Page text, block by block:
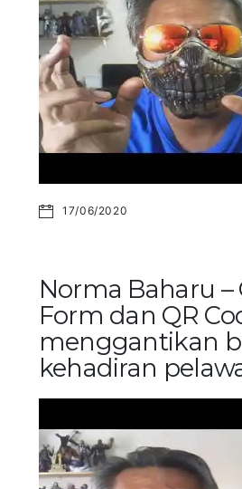
17/06/2020
Norma Baharu –
Form dan QR
menggantikan
kehadiran